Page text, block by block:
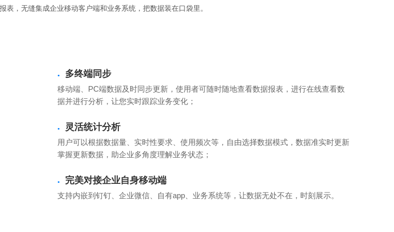
表，无缝集成企业移动客户端和业务系统，把数据装在口袋里。
● 多终端同步
移动端、PC端数据及时同步更新，使用者可随时随地查看数据报表，进行在线查看数
据并进行分析，让您实时跟踪业务变化；
● 灵活统计分析
用户可以根据数据量、实时性要求、使用频次等，自由选择数据模式，数据准实时更新
掌握更新数据，助企业多角度理解业务状态；
● 完美对接企业自身移动端
支持内嵌到钉钉、企业微信、自有app、业务系统等，让数据无处不在，时刻展示。